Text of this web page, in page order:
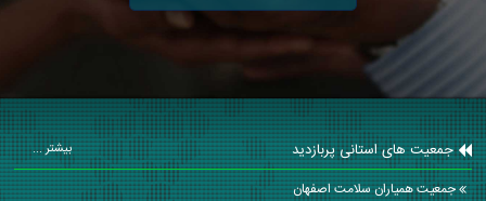
جمعیت های استانی پربازدید بیشتر ...
جمعیت همیاران سلامت اصفهان